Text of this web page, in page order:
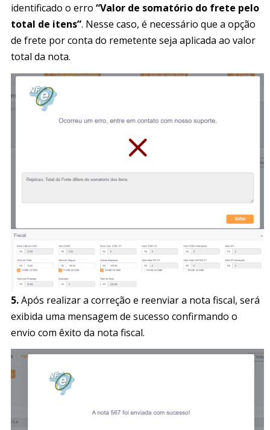
identificado o erro “Valor de somatório do frete pelo
total de itens”. Nesse caso, é necessário que a opção
de frete por conta do remetente seja aplicada ao valor
total da nota.
5.Após realizar a correção e reenviar a nota fiscal, será
exibida uma mensagem de sucesso confirmando o
envio com êxito da nota fiscal.